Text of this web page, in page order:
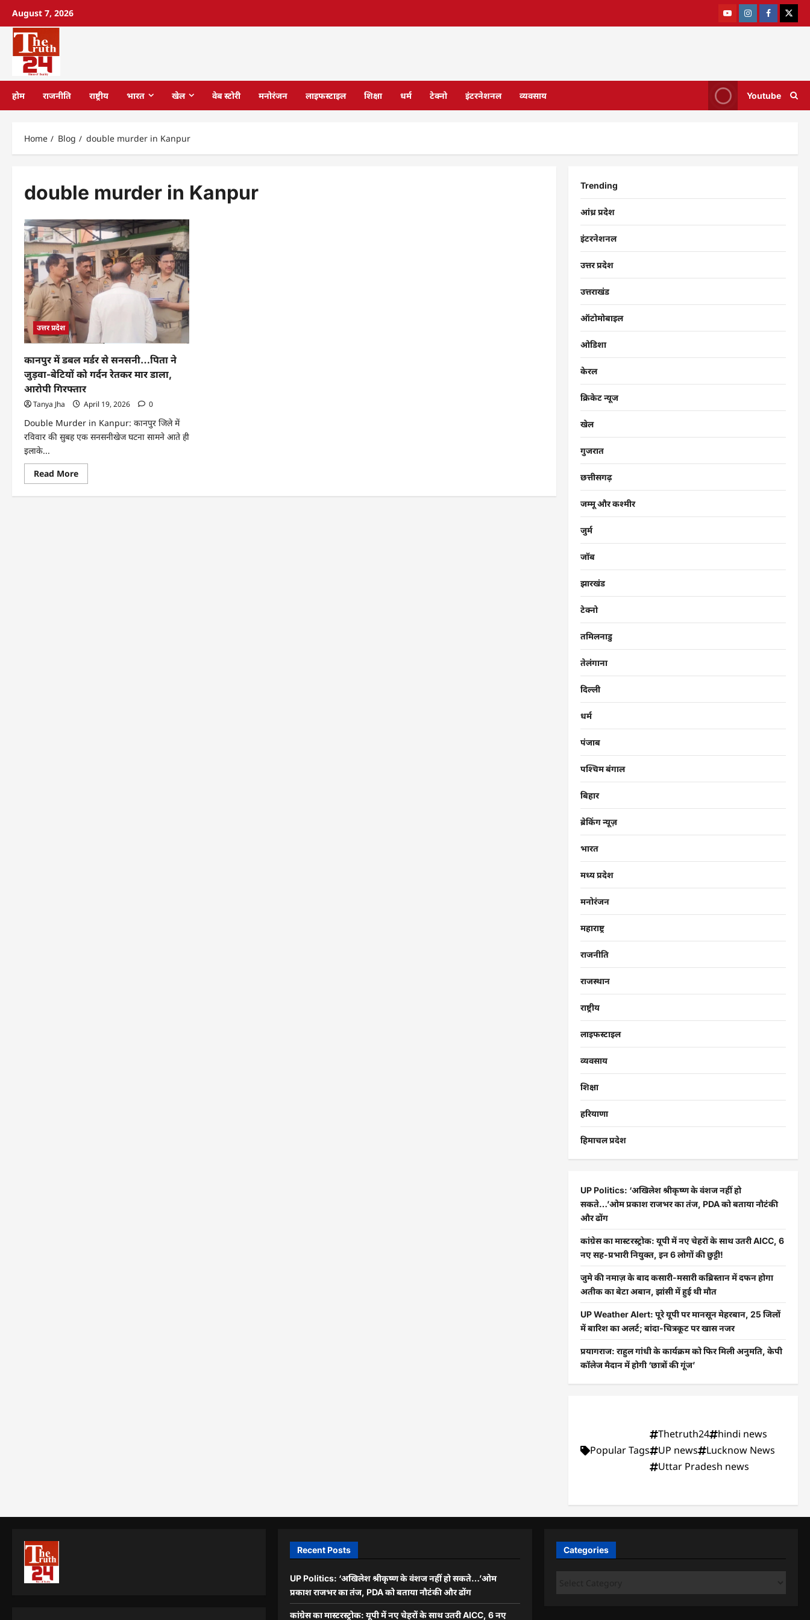
August 7, 2026
होम राजनीति राष्ट्रीय भारत खेल वेब स्टोरी मनोरंजन लाइफस्टाइल शिक्षा धर्म टेक्नो इंटरनेशनल व्यवसाय Youtube
Home Blog double murder in Kanpur
double murder in Kanpur
उत्तर प्रदेश
कानपुर में डबल मर्डर से सनसनी…पिता ने
जुड़वा-बेटियों को गर्दन रेतकर मार डाला,
आरोपी गिरफ्तार
Tanya Jha April 19, 2026 0
Double Murder in Kanpur: कानपुर जिले में
रविवार की सुबह एक सनसनीखेज घटना सामने आते ही
इलाके...
Read More
Trending
आंध्र प्रदेश
इंटरनेशनल
उत्तर प्रदेश
उत्तराखंड
ऑटोमोबाइल
ओडिशा
केरल
क्रिकेट न्यूज
खेल
गुजरात
छत्तीसगढ़
जम्मू और कश्मीर
जुर्म
जॉब
झारखंड
टेक्नो
तमिलनाडु
तेलंगाना
दिल्ली
धर्म
पंजाब
पश्चिम बंगाल
बिहार
ब्रेकिंग न्यूज़
भारत
मध्य प्रदेश
मनोरंजन
महाराष्ट्र
राजनीति
राजस्थान
राष्ट्रीय
लाइफस्टाइल
व्यवसाय
शिक्षा
हरियाणा
हिमाचल प्रदेश
UP Politics: ‘अखिलेश श्रीकृष्ण के वंशज नहीं हो
सकते…’ओम प्रकाश राजभर का तंज, PDA को बताया नौटंकी
और ढोंग
कांग्रेस का मास्टरस्ट्रोक: यूपी में नए चेहरों के साथ उतरी AICC, 6
नए सह-प्रभारी नियुक्त, इन 6 लोगों की छुट्टी!
जुमे की नमाज़ के बाद कसारी-मसारी कब्रिस्तान में दफन होगा
अतीक का बेटा अबान, झांसी में हुई थी मौत
UP Weather Alert: पूरे यूपी पर मानसून मेहरबान, 25 जिलों
में बारिश का अलर्ट; बांदा-चित्रकूट पर खास नजर
प्रयागराज: राहुल गांधी के कार्यक्रम को फिर मिली अनुमति, केपी
कॉलेज मैदान में होगी ‘छात्रों की गूंज’
Popular Tags
Thetruth24
hindi news
UP news
Lucknow News
Uttar Pradesh news
Recent Posts
UP Politics: ‘अखिलेश श्रीकृष्ण के वंशज नहीं हो सकते…’ओम
प्रकाश राजभर का तंज, PDA को बताया नौटंकी और ढोंग
कांग्रेस का मास्टरस्ट्रोक: यूपी में नए चेहरों के साथ उतरी AICC, 6 नए
Categories